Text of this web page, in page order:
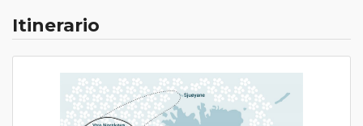
Itinerario